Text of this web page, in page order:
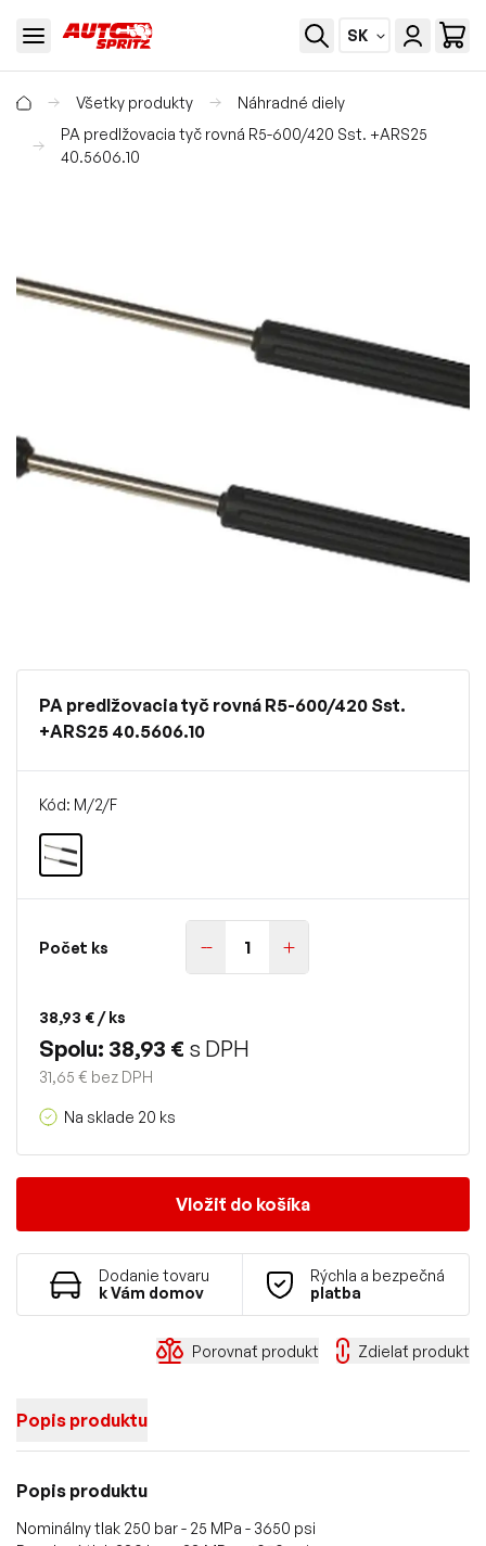
SK
Všetky produkty
Náhradné diely
PA predlžovacia tyč rovná R5-600/420 Sst. +ARS25
40.5606.10
PA predlžovacia tyč rovná R5-600/420 Sst.
+ARS25 40.5606.10
Kód: M/2/F
Počet ks
38,93 € / ks
Spolu: 38,93 € s DPH
31,65 € bez DPH
Na sklade 20 ks
Vložiť do košíka
Dodanie tovaru
k Vám domov
Rýchla a bezpečná
platba
Porovnať produkt Zdielať produkt
Popis produktu
Popis produktu
Nominálny tlak 250 bar - 25 MPa - 3650 psi